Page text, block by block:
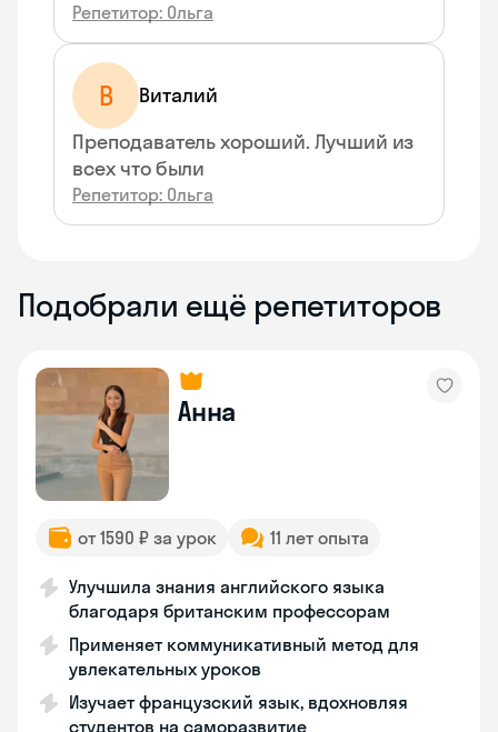
Репетитор: Ольга
В
Виталий
Преподаватель хороший. Лучший из
всех что были
Репетитор: Ольга
Подобрали ещё репетиторов
Анна
от 1590 ₽ за урок 11 лет опыта
Улучшила знания английского языка
благодаря британским профессорам
Применяет коммуникативный метод для
увлекательных уроков
Изучает французский язык, вдохновляя
студентов на саморазвитие